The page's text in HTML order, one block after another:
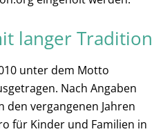
langer Tradition
unter dem Motto
Nach Angaben
vergangenen Jahren
für Kinder und Familien in